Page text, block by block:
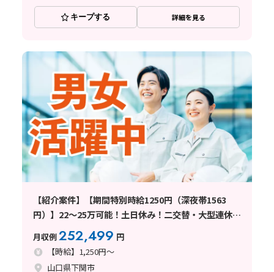
キープする 詳細を見る
【紹介案件】【期間特別時給1250円（深夜帯1563
円）】22～25万可能！土日休み！二交替・大型連休あ
りの求人
月収例252,499 円
【時給】1,250円～
山口県下関市